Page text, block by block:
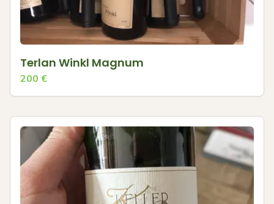
Terlan Winkl Magnum
200 €